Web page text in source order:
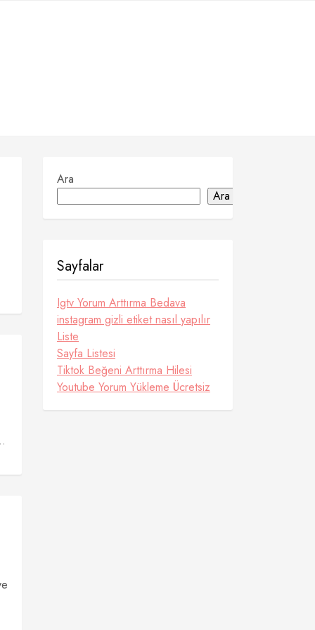
Ara
Ara
Sayfalar
Igtv Yorum Arttırma Bedava
instagram gizli etiket nasıl yapılır
Liste
Sayfa Listesi
Tiktok Beğeni Arttırma Hilesi
Youtube Yorum Yükleme Ücretsiz